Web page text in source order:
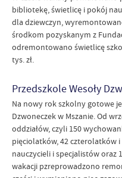
bibliotekę, świetlicę i pokój
dla dziewczyn,
środkom pozyskanym z
odremontowano świetlicę
tys. zł.
Przedszkole Wesoły
Na nowy rok szkolny gotowe
Dzwoneczek w Mszanie. Od
oddziałów, czyli 150
pięciolatków, 42 czterolatków
nauczycieli i specjalistów oraz
wakacji pzreprowadzono